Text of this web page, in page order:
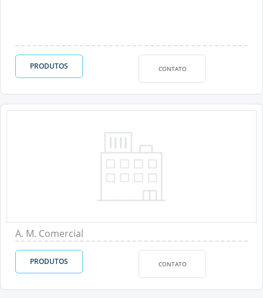
PRODUTOS CONTATO
A. M. Comercial
PRODUTOS CONTATO